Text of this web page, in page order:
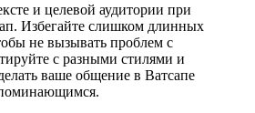
и целевой аудитории при
Избегайте слишком длинных
не вызывать проблем с
с разными стилями и
ваше общение в Ватсапе